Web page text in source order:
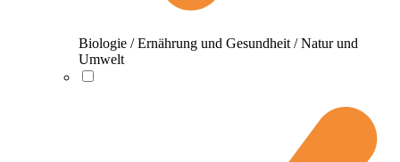
Biologie / Ernährung und Gesundheit / Natur und
Umwelt